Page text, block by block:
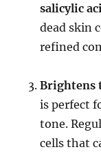
salicylic
dead skin
refined
Brightens
is perfect
tone.
cells that